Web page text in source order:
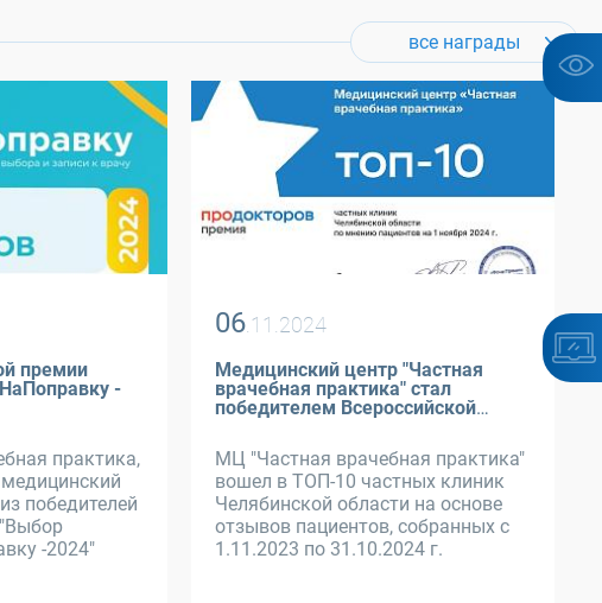
все награды
премии
-
практика,
победителей
-2024"
06 .11.2024
Медицинский центр "Частная
врачебная практика" стал
победителем Всероссийской
МЦ "Частная врачебная практика"
вошел в ТОП-10 частных клиник
Челябинской области на основе
отзывов пациентов, собранных с
1.11.2023 по 31.10.2024 г.